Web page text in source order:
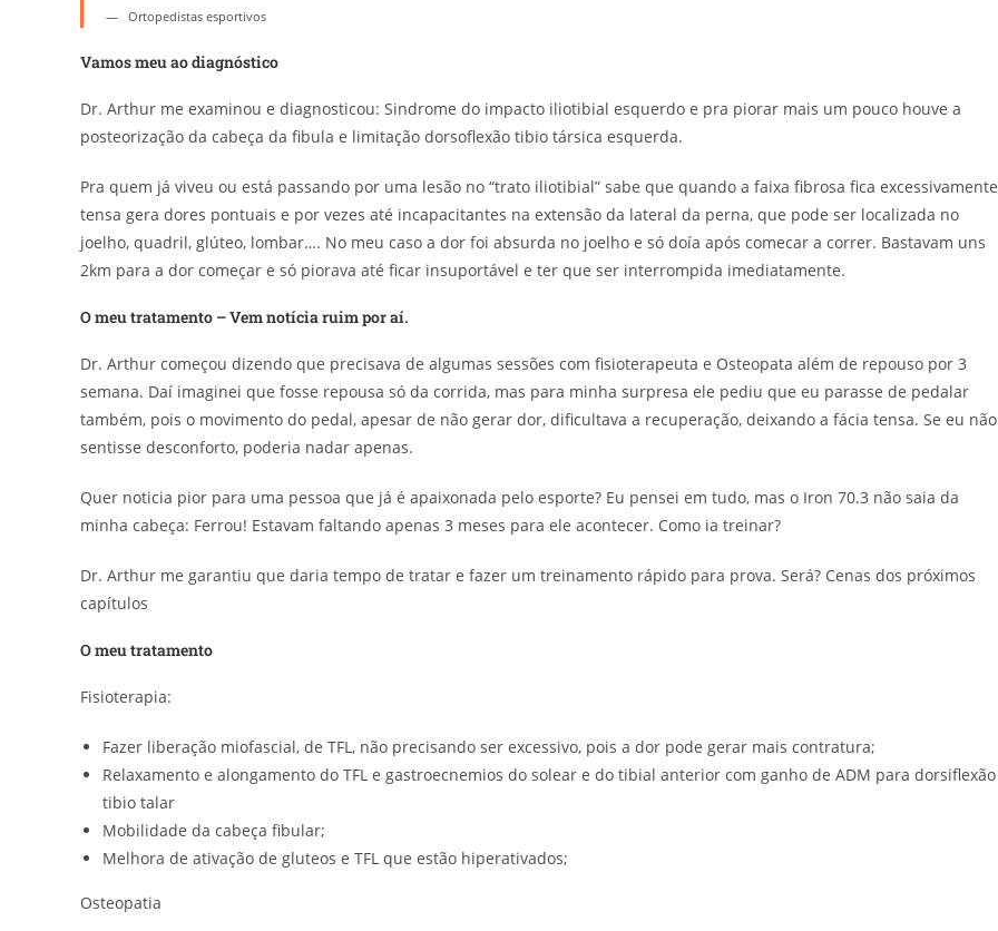
Ortopedistas esportivos
Vamos meu ao diagnóstico
Dr. Arthur me examinou e diagnosticou: Sindrome do impacto iliotibial esquerdo e pra piorar mais um pouco houve a
posteorização da cabeça da fibula e limitação dorsoflexão tibio társica esquerda.
Pra quem já viveu ou está passando por uma lesão no “trato iliotibial” sabe que quando a faixa fibrosa fica excessivamente
tensa gera dores pontuais e por vezes até incapacitantes na extensão da lateral da perna, que pode ser localizada no
joelho, quadril, glúteo, lombar…. No meu caso a dor foi absurda no joelho e só doía após comecar a correr. Bastavam uns
2km para a dor começar e só piorava até ficar insuportável e ter que ser interrompida imediatamente.
O meu tratamento – Vem notícia ruim por aí.
Dr. Arthur começou dizendo que precisava de algumas sessões com fisioterapeuta e Osteopata além de repouso por 3
semana. Daí imaginei que fosse repousa só da corrida, mas para minha surpresa ele pediu que eu parasse de pedalar
também, pois o movimento do pedal, apesar de não gerar dor, dificultava a recuperação, deixando a fácia tensa. Se eu não
sentisse desconforto, poderia nadar apenas.
Quer noticia pior para uma pessoa que já é apaixonada pelo esporte? Eu pensei em tudo, mas o Iron 70.3 não saia da
minha cabeça: Ferrou! Estavam faltando apenas 3 meses para ele acontecer. Como ia treinar?
Dr. Arthur me garantiu que daria tempo de tratar e fazer um treinamento rápido para prova. Será? Cenas dos próximos
capítulos
O meu tratamento
Fisioterapia:
Fazer liberação miofascial, de TFL, não precisando ser excessivo, pois a dor pode gerar mais contratura;
Relaxamento e alongamento do TFL e gastroecnemios do solear e do tibial anterior com ganho de ADM para dorsiflexão
tibio talar
Mobilidade da cabeça fibular;
Melhora de ativação de gluteos e TFL que estão hiperativados;
Osteopatia